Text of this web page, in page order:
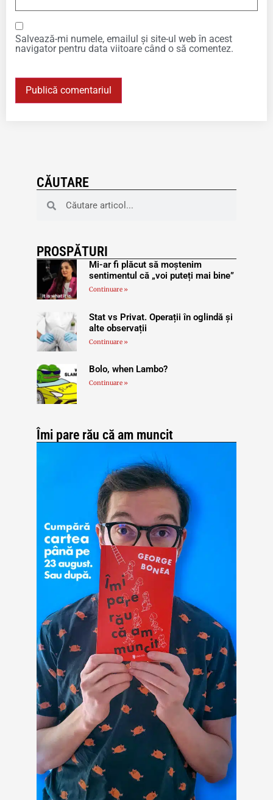
Salvează-mi numele, emailul și site-ul web în acest
navigator pentru data viitoare când o să comentez.
CĂUTARE
PROSPĂTURI
Mi-ar fi plăcut să moștenim
sentimentul că „voi puteți mai bine”
Continuare »
Stat vs Privat. Operații în oglindă și
alte observații
Continuare »
Bolo, when Lambo?
Continuare »
Îmi pare rău că am muncit